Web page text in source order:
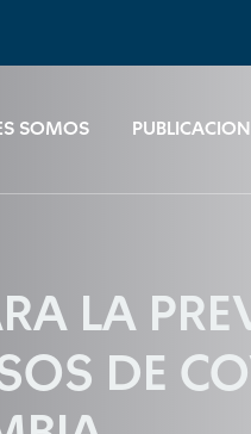
SOMOS
LA
DE